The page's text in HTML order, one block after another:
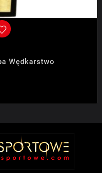
Wędkarstwo